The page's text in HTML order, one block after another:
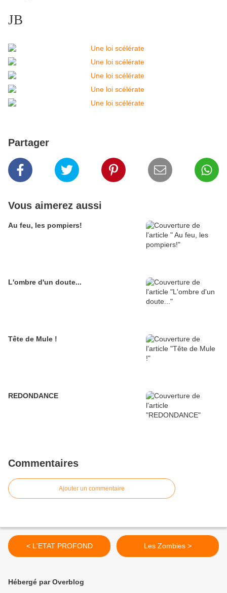
JB
Partager
Vous aimerez aussi
Au feu, les pompiers!
L'ombre d'un doute...
Tête de Mule !
REDONDANCE
Commentaires
Ajouter un commentaire
< L'ETAT PROFOND Les Zombies >
Hébergé par Overblog